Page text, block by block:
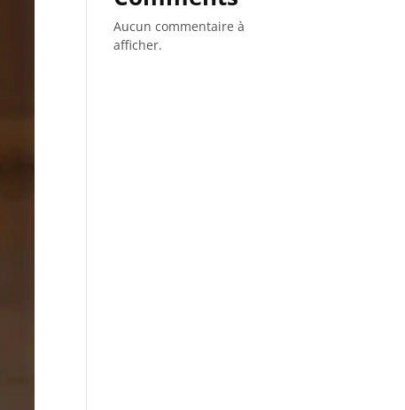
Aucun commentaire à
afficher.